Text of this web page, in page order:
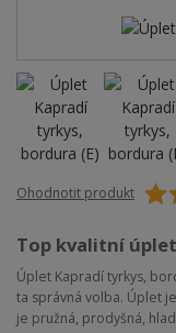
Ohodnotit produkt
Top kvalitní
Úplet Kapradí tyrkys,
ta správná volba. Úplet
je pružná, prodyšná,